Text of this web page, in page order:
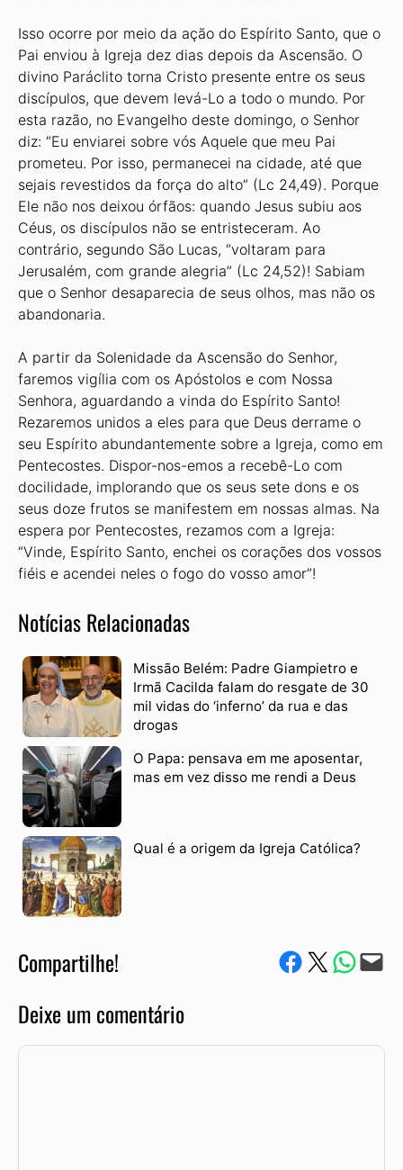
Isso ocorre por meio da ação do Espírito Santo, que o
Pai enviou à Igreja dez dias depois da Ascensão. O
divino Paráclito torna Cristo presente entre os seus
discípulos, que devem levá-Lo a todo o mundo. Por
esta razão, no Evangelho deste domingo, o Senhor
diz: “Eu enviarei sobre vós Aquele que meu Pai
prometeu. Por isso, permanecei na cidade, até que
sejais revestidos da força do alto” (Lc 24,49). Porque
Ele não nos deixou órfãos: quando Jesus subiu aos
Céus, os discípulos não se entristeceram. Ao
contrário, segundo São Lucas, “voltaram para
Jerusalém, com grande alegria” (Lc 24,52)! Sabiam
que o Senhor desaparecia de seus olhos, mas não os
abandonaria.
A partir da Solenidade da Ascensão do Senhor,
faremos vigília com os Apóstolos e com Nossa
Senhora, aguardando a vinda do Espírito Santo!
Rezaremos unidos a eles para que Deus derrame o
seu Espírito abundantemente sobre a Igreja, como em
Pentecostes. Dispor-nos-emos a recebê-Lo com
docilidade, implorando que os seus sete dons e os
seus doze frutos se manifestem em nossas almas. Na
espera por Pentecostes, rezamos com a Igreja:
“Vinde, Espírito Santo, enchei os corações dos vossos
fiéis e acendei neles o fogo do vosso amor”!
Notícias Relacionadas
Missão Belém: Padre Giampietro e
Irmã Cacilda falam do resgate de 30
mil vidas do ‘inferno’ da rua e das
drogas
O Papa: pensava em me aposentar,
mas em vez disso me rendi a Deus
Qual é a origem da Igreja Católica?
Compartilhe! Compartilhe no Facebook
Compartilhe no Twitter
Compartile via
Envie via e-mail
Deixe um comentário
Comentário